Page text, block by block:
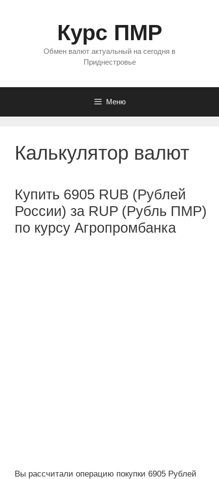
Курс ПМР
Обмен валют актуальный на сегодня в
Приднестровье
Меню
Калькулятор валют
Купить 6905 RUB (Рублей
России) за RUP (Рубль ПМР)
по курсу Агропромбанка
Вы рассчитали операцию покупки 6905 Рублей